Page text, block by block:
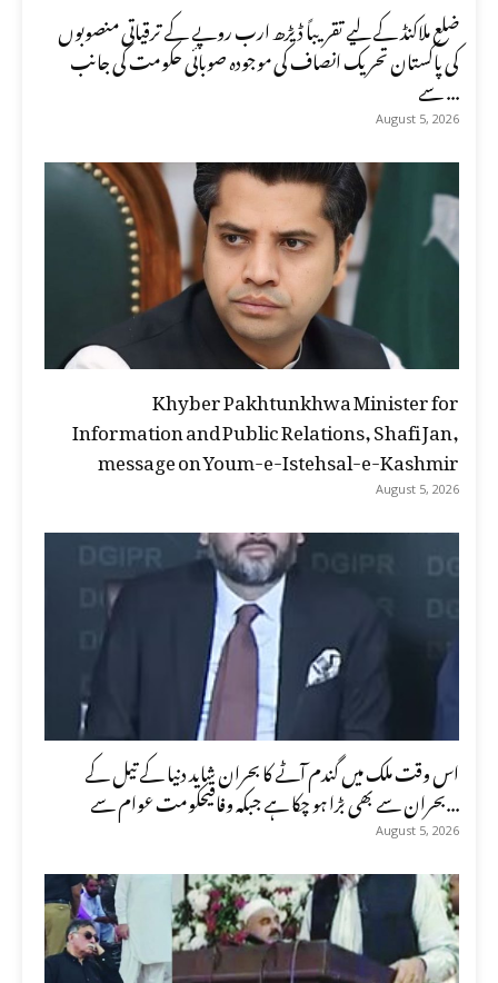
ضلع ملاکنڈ کے لیے تقریباً ڈیڑھ ارب روپے کے ترقیاتی منصوبوں
کی پاکستان تحریک انصاف کی موجودہ صوبائی حکومت کی جانب
سے ...
August 5, 2026
Khyber Pakhtunkhwa Minister for
Information and Public Relations, Shafi Jan,
message on Youm-e-Istehsal-e-Kashmir
August 5, 2026
اس وقت ملک میں گندم آٹے کا بحران شاید دنیا کے تیل کے
بحران سے بھی بڑا ہو چکا ہے جبکہ وفاقیحکومت عوام سے...
August 5, 2026